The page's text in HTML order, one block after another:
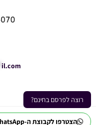
הצטרפו לקבוצת ה-WhatsApp
רוצה לפרסם בחינם?
il.com